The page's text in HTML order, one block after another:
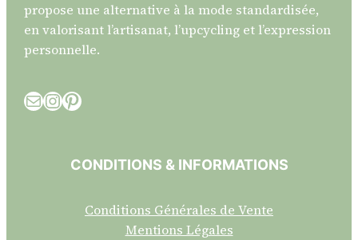
propose une alternative à la mode standardisée,
en valorisant l’artisanat, l’upcycling et l’expression
personnelle.
E-mail InstagramPinterest
CONDITIONS & INFORMATIONS
Conditions Générales de Vente
Mentions Légales